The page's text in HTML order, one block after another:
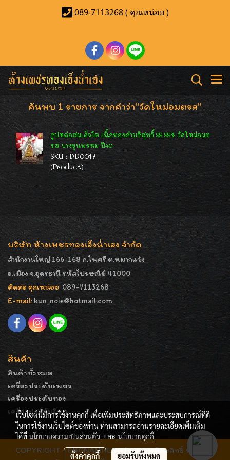
089-7113268 ( คุณหน่อย )
ค้นพบ 1 รายการ จากคำว่า"วัดใหม่อมตรส"
รูปหล่อสมเด็จโต เนื้อทองคำบริสุทธิ์ 99.99% วัดใหม่อมต
รส บางขุนพรหม ปี40
SKU : DD0017
(Product)
บริษัท ห้างเพชรทองเอ็งน่ำเฮง จำกัด
สำนักงานใหญ่ 166-168 ถ.โพศรี ต.หมากแข้ง
อ.เมือง จ.อุดรธานี รหัสไปรษณีย์ 41000
ติดต่อ คุณหน่อย 089-7113268
E-mail: kun_noie@hotmail.com
สินค้า
สินค้าทั้งหมด
เครื่องประดับเพชร
เครื่องประดับทอง
เครื่องประดับอื่นๆ
COPYRIGHT - ENGNAMHENG | รูปภาพมีลิขสิทธิ์ ห้ามมิให้
เว็บไซต์นี้มีการใช้งานคุกกี้ เพื่อเพิ่มประสิทธิภาพและประสบการณ์ที่ดี
ในการใช้งานเว็บไซต์ของท่าน ท่านสามารถอ่านรายละเอียดเพิ่มเติม
ได้ที่นโยบายความเป็นส่วนตัว และ นโยบายคุกกี้
ตั้งค่าคุกกี้ ยอมรับทั้งหมด